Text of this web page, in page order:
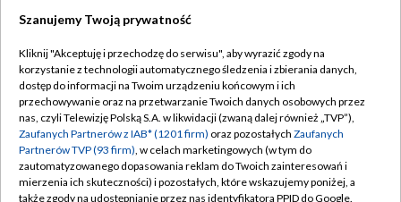
TVP
Abonament TVP
Emisja w TVP
Centrum informacji TVP
Naziemna Telewizja Cyfrowa
Regulamin TVP
Polityka prywatności
Moje zgody
Pomoc
Szanujemy Twoją prywatność
Kliknij "Akceptuję i przechodzę do serwisu", aby wyrazić zgody na
korzystanie z technologii automatycznego śledzenia i zbierania danych,
dostęp do informacji na Twoim urządzeniu końcowym i ich
przechowywanie oraz na przetwarzanie Twoich danych osobowych przez
nas, czyli Telewizję Polską S.A. w likwidacji (zwaną dalej również „TVP”),
Zaufanych Partnerów z IAB* (1201 firm) oraz pozostałych Zaufanych
Partnerów TVP (93 firm), w celach marketingowych (w tym do
zautomatyzowanego dopasowania reklam do Twoich zainteresowań i
mierzenia ich skuteczności) i pozostałych, które wskazujemy poniżej, a
także zgody na udostępnianie przez nas identyfikatora PPID do Google.